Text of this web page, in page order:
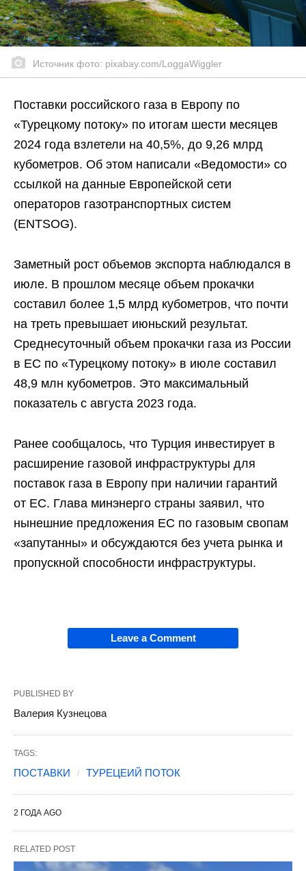
Источник фото: pixabay.com/LoggaWiggler
Поставки российского газа в Европу по
«Турецкому потоку» по итогам шести месяцев
2024 года взлетели на 40,5%, до 9,26 млрд
кубометров. Об этом написали «Ведомости» со
ссылкой на данные Европейской сети
операторов газотранспортных систем
(ENTSOG).
Заметный рост объемов экспорта наблюдался в
июле. В прошлом месяце объем прокачки
составил более 1,5 млрд кубометров, что почти
на треть превышает июньский результат.
Среднесуточный объем прокачки газа из России
в ЕС по «Турецкому потоку» в июле составил
48,9 млн кубометров. Это максимальный
показатель с августа 2023 года.
Ранее сообщалось, что Турция инвестирует в
расширение газовой инфраструктуры для
поставок газа в Европу при наличии гарантий
от ЕС. Глава минэнерго страны заявил, что
нынешние предложения ЕС по газовым свопам
«запутанны» и обсуждаются без учета рынка и
пропускной способности инфраструктуры.
Leave a Comment
PUBLISHED BY
Валерия Кузнецова
TAGS:
ПОСТАВКИ ТУРЕЦЕИЙ ПОТОК
2 ГОДА AGO
RELATED POST